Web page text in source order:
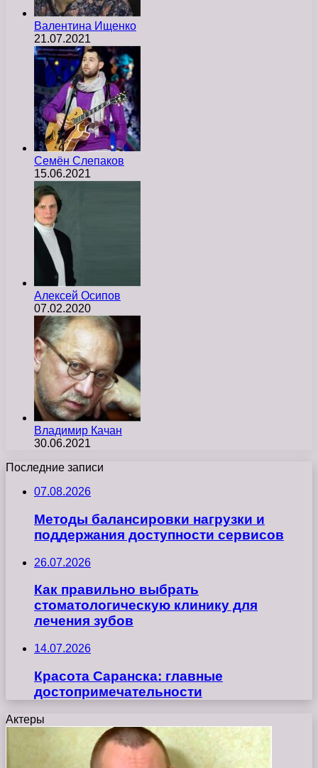
Валентина Ищенко
21.07.2021
Семён Слепаков
15.06.2021
Алексей Осипов
07.02.2020
Владимир Качан
30.06.2021
Последние записи
07.08.2026
Методы балансировки нагрузки и
поддержания доступности сервисов
26.07.2026
Как правильно выбрать
стоматологическую клинику для
лечения зубов
14.07.2026
Красота Саранска: главные
достопримечательности
Актеры